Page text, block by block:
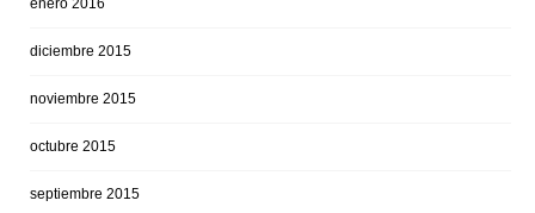
enero 2016
diciembre 2015
noviembre 2015
octubre 2015
septiembre 2015